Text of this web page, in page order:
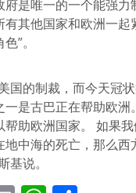
是唯一的一个能强力
其他国家和欧洲一起
”。
国的制裁，而今天冠
是古巴正在帮助欧洲
助欧洲国家。 如果
中海的死亡，那么西
基说。